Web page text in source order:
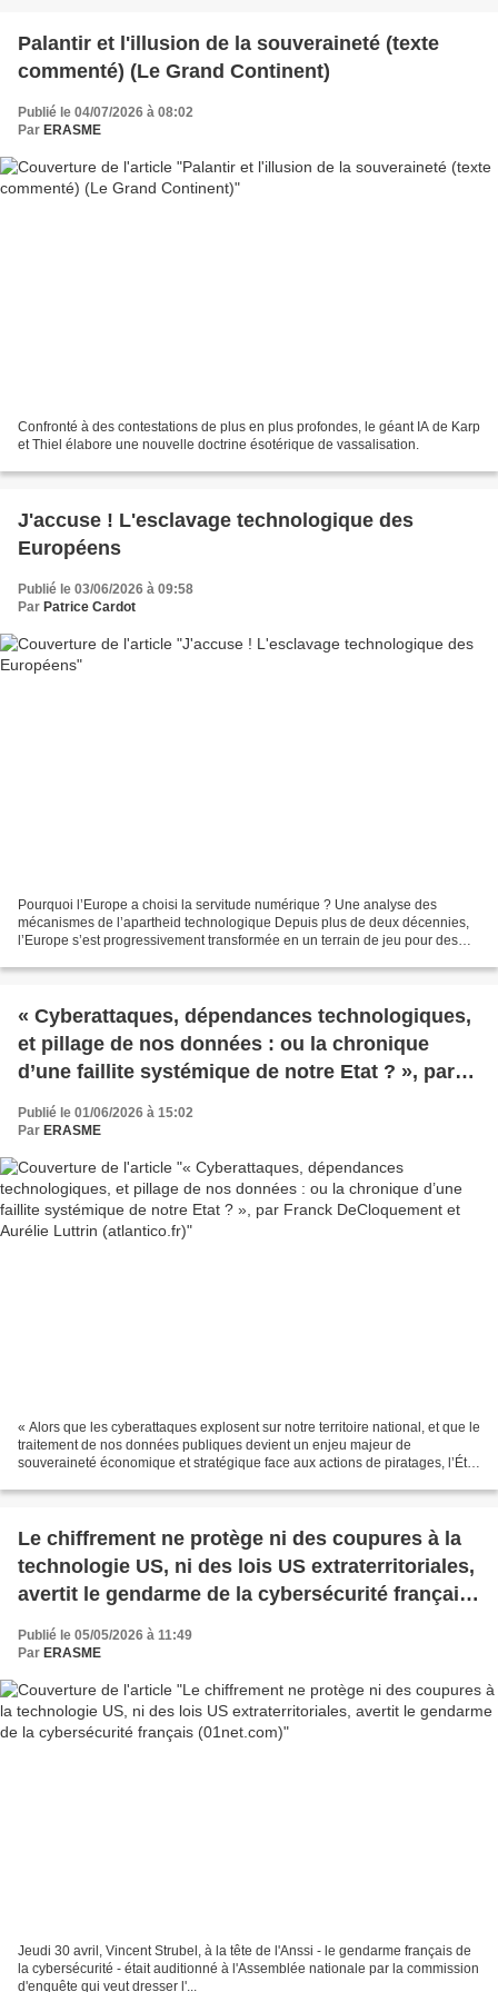
Palantir et l'illusion de la souveraineté (texte
commenté) (Le Grand Continent)
Publié le 04/07/2026 à 08:02
Par ERASME
Confronté à des contestations de plus en plus profondes, le géant IA de Karp
et Thiel élabore une nouvelle doctrine ésotérique de vassalisation.
J'accuse ! L'esclavage technologique des
Européens
Publié le 03/06/2026 à 09:58
Par Patrice Cardot
Pourquoi l’Europe a choisi la servitude numérique ? Une analyse des
mécanismes de l’apartheid technologique Depuis plus de deux décennies,
l’Europe s’est progressivement transformée en un terrain de jeu pour des
« Cyberattaques, dépendances technologiques,
et pillage de nos données : ou la chronique
d’une faillite systémique de notre Etat ? », par
(atlantico.fr)
Publié le 01/06/2026 à 15:02
Par ERASME
« Alors que les cyberattaques explosent sur notre territoire national, et que le
traitement de nos données publiques devient un enjeu majeur de
souveraineté économique et stratégique face aux actions de piratages, l’État
Le chiffrement ne protège ni des coupures à la
technologie US, ni des lois US extraterritoriales,
avertit le gendarme de la cybersécurité français
(01net.com)
Publié le 05/05/2026 à 11:49
Par ERASME
Jeudi 30 avril, Vincent Strubel, à la tête de l'Anssi - le gendarme français de
la cybersécurité - était auditionné à l'Assemblée nationale par la commission
d'enquête qui veut dresser l'...